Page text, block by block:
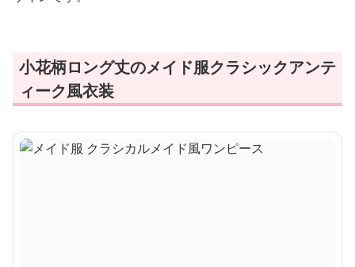
小花柄ロング丈のメイド服クラシックアンテ
ィーク風衣装